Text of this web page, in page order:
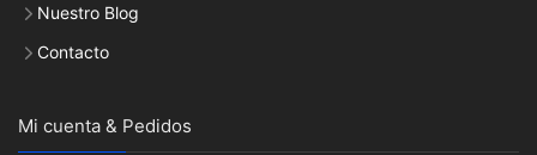
Nuestro Blog
Contacto
Mi cuenta & Pedidos